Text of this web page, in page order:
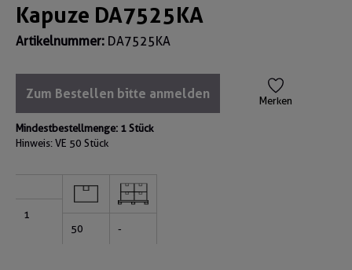
Kapuze DA7525KA
Artikelnummer: DA7525KA
Zum Bestellen bitte anmelden Merken
Mindestbestellmenge: 1 Stück
Hinweis: VE 50 Stück
1
50
-